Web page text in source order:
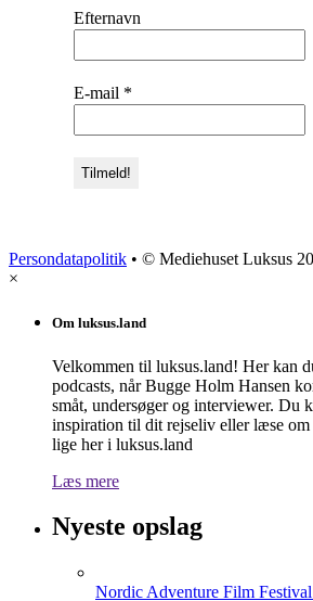
Efternavn
E-mail *
Persondatapolitik • © Mediehuset Luksus
×
Om luksus.land
Velkommen til luksus.land! Her kan
podcasts, når Bugge Holm Hansen
småt, undersøger og interviewer. Du
inspiration til dit rejseliv eller læse
lige her i luksus.land
Læs mere
Nyeste opslag
Nordic Adventure Film